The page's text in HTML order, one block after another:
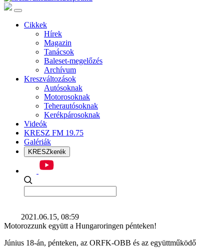
Cikkek
Hírek
Magazin
Tanácsok
Baleset-megelőzés
Archívum
Kreszváltozások
Autósoknak
Motorosoknak
Teherautósoknak
Kerékpárosoknak
Videók
KRESZ FM 19.75
Galériák
KRESZkerék
2021.06.15, 08:59
Motorozzunk együtt a Hungaroringen pénteken!
Június 18-án, pénteken, az ORFK-OBB és az együttműködő